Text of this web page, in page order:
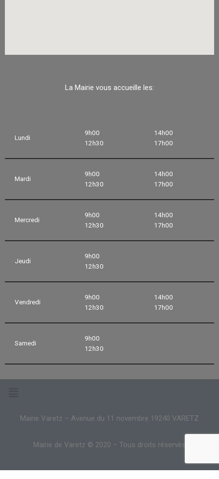
La Mairie vous accueille les:
Lundi
9h00
12h30
14h00
17h00
Mardi
9h00
12h30
14h00
17h00
Mercredi
9h00
12h30
14h00
17h00
Jeudi
9h00
12h30
Vendredi
9h00
12h30
14h00
17h00
Samedi
9h00
12h30
Mairie Varetz – Avenue du 11 novembre 19240 VARETZ
Mairie de Varetz © 2020 – Tous droits réservés